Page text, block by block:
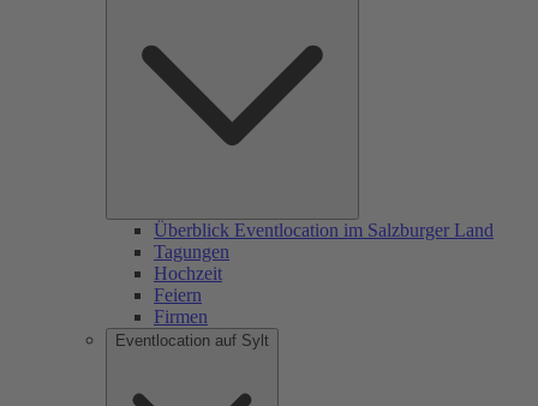
Überblick Eventlocation im Salzburger Land
Tagungen
Hochzeit
Feiern
Firmen
Eventlocation auf Sylt